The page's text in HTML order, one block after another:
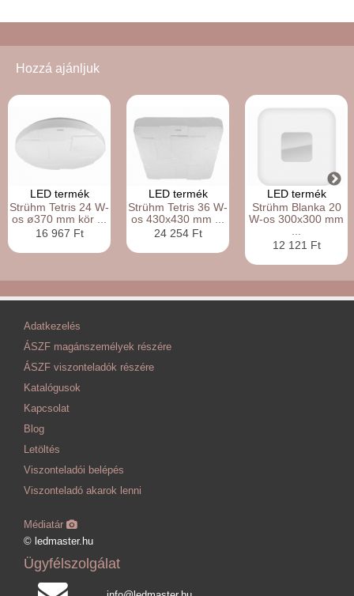
Hozzá ajánljuk
LED termék
Strühm Tetris 24 W-
os ø370 mm kör ...
16 967 Ft
LED termék
Strühm Tetris 36 W-
os 430x430 mm ...
24 254 Ft
LED termék
Strühm Blanka 20
W-os 300x300 mm
12 121 Ft
Adatkezelés
ÁSZF magánszemélyek részére
ÁSZF viszonteladók részére
Katalógusok
Kapcsolat
Blog
Letöltés
Viszonteladói belépés
Viszonteladó akarok lenni
Médiatár
© ledmaster.hu
Ügyfélszolgálat